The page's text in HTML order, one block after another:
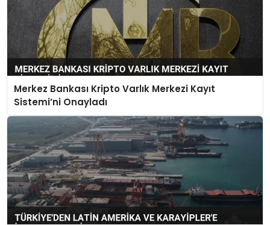
Merkez Bankası Kripto Varlık Merkezi Kayıt
Sistemi’ni Onayladı